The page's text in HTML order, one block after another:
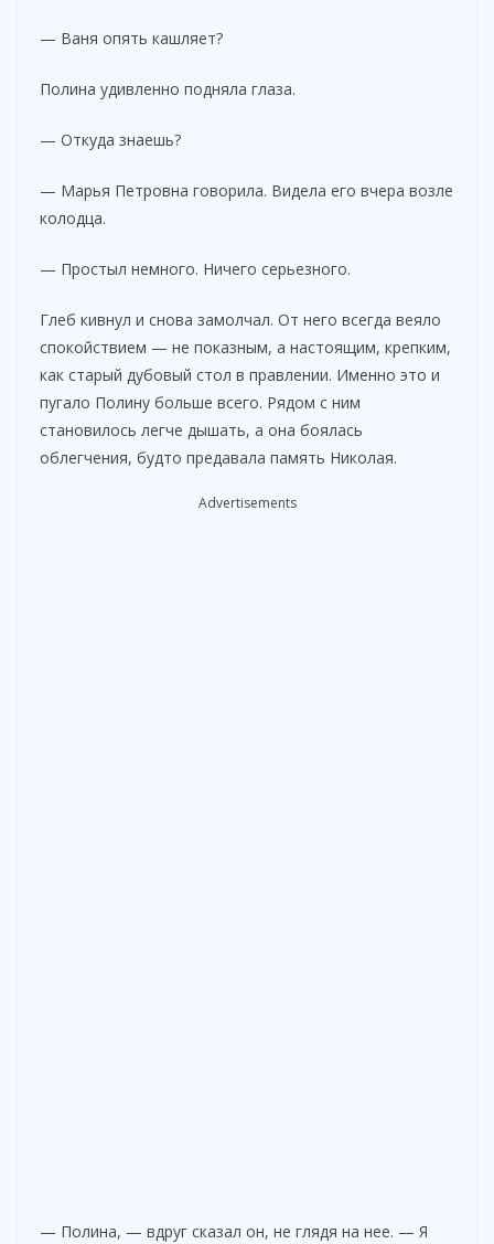
— Ваня опять кашляет?
Полина удивленно подняла глаза.
— Откуда знаешь?
— Марья Петровна говорила. Видела его вчера возле
колодца.
— Простыл немного. Ничего серьезного.
Глеб кивнул и снова замолчал. От него всегда веяло
спокойствием — не показным, а настоящим, крепким,
как старый дубовый стол в правлении. Именно это и
пугало Полину больше всего. Рядом с ним
становилось легче дышать, а она боялась
облегчения, будто предавала память Николая.
Advertisements
— Полина, — вдруг сказал он, не глядя на нее. — Я